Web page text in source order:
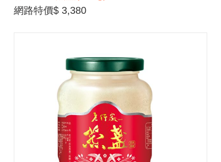
網路特價$ 3,380